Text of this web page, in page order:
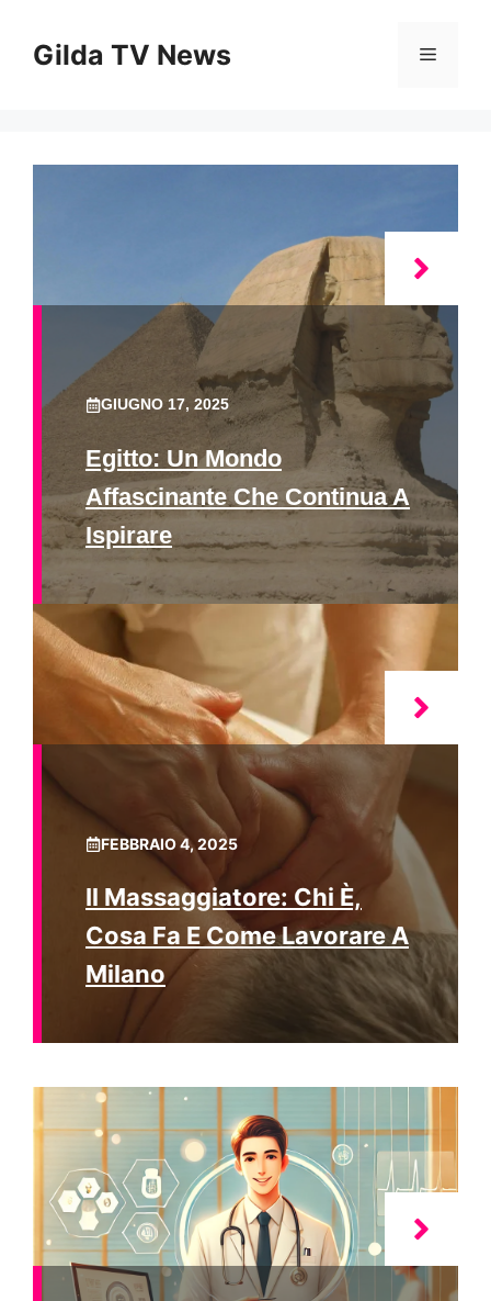
contenuto
Gilda TV News Menu
GIUGNO 17, 2025
Egitto: Un Mondo
Affascinante Che Continua A
Ispirare
FEBBRAIO 4, 2025
Il Massaggiatore: Chi È,
Cosa Fa E Come Lavorare A
Milano